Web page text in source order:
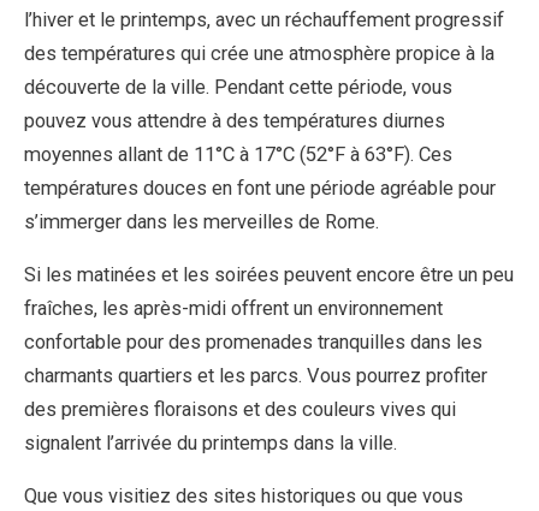
l’hiver et le printemps, avec un réchauffement progressif
des températures qui crée une atmosphère propice à la
découverte de la ville. Pendant cette période, vous
pouvez vous attendre à des températures diurnes
moyennes allant de 11°C à 17°C (52°F à 63°F). Ces
températures douces en font une période agréable pour
s’immerger dans les merveilles de Rome.
Si les matinées et les soirées peuvent encore être un peu
fraîches, les après-midi offrent un environnement
confortable pour des promenades tranquilles dans les
charmants quartiers et les parcs. Vous pourrez profiter
des premières floraisons et des couleurs vives qui
signalent l’arrivée du printemps dans la ville.
Que vous visitiez des sites historiques ou que vous